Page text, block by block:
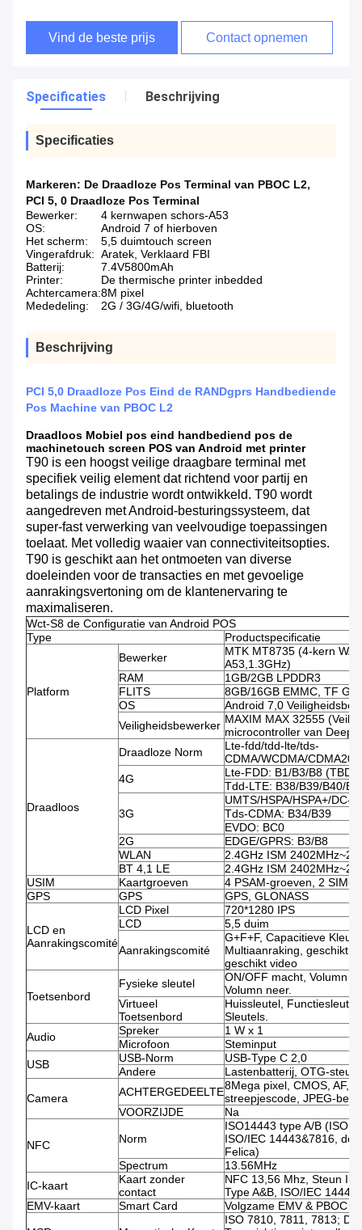
Vind de beste prijs Contact opnemen
Specificaties Beschrijving
Specificaties
Markeren: De Draadloze Pos Terminal van PBOC L2,
PCI 5, 0 Draadloze Pos Terminal
Bewerker:
4 kernwapen schors-A53
OS:
Android 7 of hierboven
Het scherm:
5,5 duimtouch screen
Vingerafdruk: Aratek, Verklaard FBI
Batterij:
7.4V5800mAh
Printer:
De thermische printer inbedded
Achtercamera:8M pixel
Mededeling:
2G / 3G/4G/wifi, bluetooth
Beschrijving
PCI 5,0 Draadloze Pos Eind de RANDgprs Handbediende
Pos Machine van PBOC L2
Draadloos Mobiel pos eind handbediend pos de
machinetouch screen POS van Android met printer
T90 is een hoogst veilige draagbare terminal met
specifiek veilig element dat richtend voor partij en
betalings de industrie wordt ontwikkeld. T90 wordt
aangedreven met Android-besturingssysteem, dat
super-fast verwerking van veelvoudige toepassingen
toelaat. Met volledig waaier van connectiviteitsopties.
T90 is geschikt aan het ontmoeten van diverse
doeleinden voor de transacties en met gevoelige
aanrakingsvertoning om de klantenervaring te
maximaliseren.
Wct-S8 de Configuratie van Android POS
Type
Productspecificatie
Platform
Bewerker
MTK MT8735 (4-kern
A53,1.3GHz)
RAM
1GB/2GB LPDDR3
FLITS
8GB/16GB EMMC, TF
OS
Android 7,0
Veiligheidsbewerker MAXIM MAX 32555
microcontroller van
Draadloos
Draadloze Norm
Lte-fdd/tdd-lte/tds-
CDMA/WCDMA/
4G
Lte-FDD: B1/B3/B8 (TBD)
Tdd-LTE: B38/B39/B40/
3G
UMTS/HSPA/HSPA+/DC-
Tds-CDMA: B34/B39
EVDO: BC0
2G
EDGE/GPRS: B3/B8
WLAN
2.4GHz ISM
BT 4,1 LE
2.4GHz ISM
USIM
Kaartgroeven
4 PSAM-groeven, 2 SIM-
GPS
GPS GPS, GLONASS
LCD en
Aanrakingscomité
LCD Pixel
720*1280 IPS
LCD
5,5 duim
Aanrakingscomité
G+F+F, Capacitieve
Multiaanraking, geschikt
geschikt video
Toetsenbord
Fysieke sleutel
ON/OFF macht, Volumn
Volumn neer.
Virtueel
Toetsenbord
Huissleutel,
Sleutels.
Audio
Spreker
1 W x 1
Microfoon
Steminput
USB
USB-Norm
USB-Type C 2,0
Andere
Lastenbatterij, OTG-steun
Camera ACHTERGEDEELTE8Mega pixel, CMOS, AF,
streepjescode, JPEG-
VOORZIJDE
Na
NFC Norm
ISO14443 type A/B (ISO
ISO/IEC 14443&7816, de
Felica)
Spectrum
13.56MHz
IC-kaart
Kaart zonder
contact
NFC 13,56 Mhz, Steun
Type A&B, ISO/IEC
EMV-kaart
Smart Card Volgzame EMV & PBOC
ISO 7810, 7811, 7813;